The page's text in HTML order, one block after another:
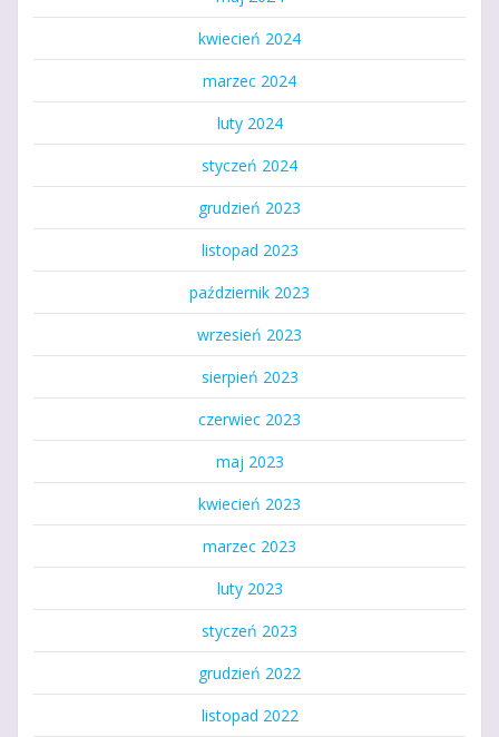
kwiecień 2024
marzec 2024
luty 2024
styczeń 2024
grudzień 2023
listopad 2023
październik 2023
wrzesień 2023
sierpień 2023
czerwiec 2023
maj 2023
kwiecień 2023
marzec 2023
luty 2023
styczeń 2023
grudzień 2022
listopad 2022